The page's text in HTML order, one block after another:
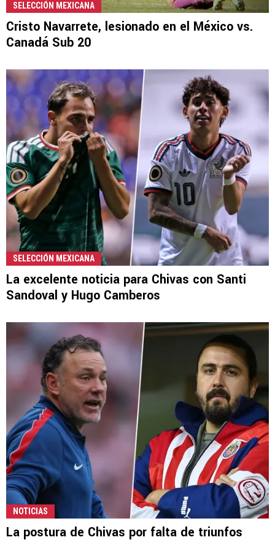
SELECCIÓN MEXICANA
Cristo Navarrete, lesionado en el México vs.
Canadá Sub 20
SELECCIÓN MEXICANA
La excelente noticia para Chivas con Santi
Sandoval y Hugo Camberos
NOTICIAS
La postura de Chivas por falta de triunfos